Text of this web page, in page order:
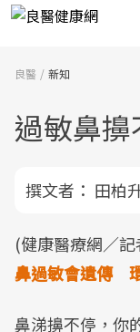
良醫 新知
過敏鼻
撰文者： 田柏
(健康醫療網／
鼻過敏會遺傳
鼻涕擤不停，你